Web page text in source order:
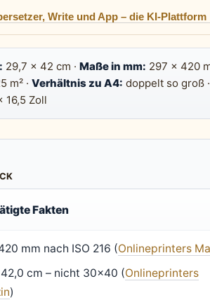
Write und App – die KI-Plattform
29,7 × 42 cm · Maße in mm: 297 × 420
m² · Verhältnis zu A4: doppelt so groß
16,5 Zoll
Fakten
mm nach ISO 216 (Onlineprinters
cm – nicht 30×40 (Onlineprinters
)